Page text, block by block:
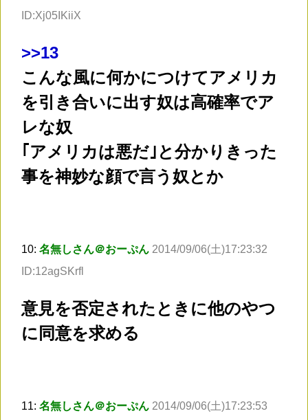
ID:Xj05IKiiX
>>13
こんな風に何かにつけてアメリカ
を引き合いに出す奴は高確率でア
レな奴
｢アメリカは悪だ｣と分かりきった
事を神妙な顔で言う奴とか
10: 名無しさん＠おーぷん 2014/09/06(土)17:23:32
ID:12agSKrfl
意見を否定されたときに他のやつ
に同意を求める
11: 名無しさん＠おーぷん 2014/09/06(土)17:23:53